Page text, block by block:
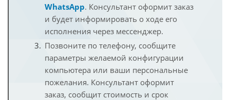
WhatsApp. Консультант оформит заказ
и будет информировать о ходе его
исполнения через мессенджер.
Позвоните по телефону, сообщите
параметры желаемой конфигурации
компьютера или ваши персональные
пожелания. Консультант оформит
заказ, сообщит стоимость и срок